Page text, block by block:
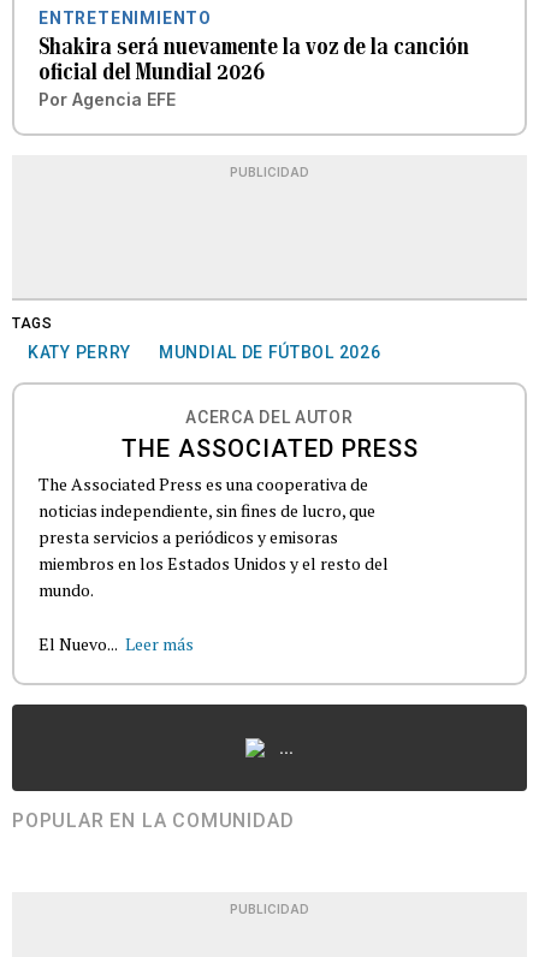
ENTRETENIMIENTO
Shakira será nuevamente la voz de la canción
oficial del Mundial 2026
Por Agencia EFE
PUBLICIDAD
TAGS
KATY PERRY MUNDIAL DE FÚTBOL 2026
ACERCA DEL AUTOR
THE ASSOCIATED PRESS
The Associated Press es una cooperativa de
noticias independiente, sin fines de lucro, que
presta servicios a periódicos y emisoras
miembros en los Estados Unidos y el resto del
mundo.
El Nuevo... Leer más
...
POPULAR EN LA COMUNIDAD
PUBLICIDAD